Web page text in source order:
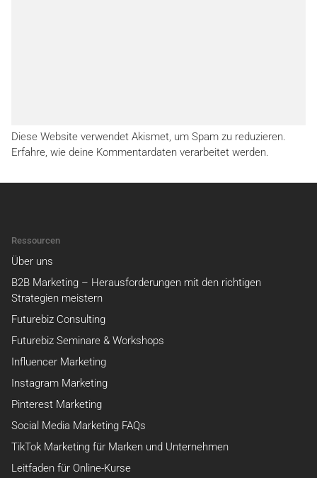
Diese Website verwendet Akismet, um Spam zu reduzieren.
Erfahre, wie deine Kommentardaten verarbeitet werden.
Ressourcen
Über uns
B2B Marketing – Herausforderungen mit den richtigen
Strategien meistern
Futurebiz Consulting
Futurebiz Seminare & Workshops
Influencer Marketing
Instagram Marketing
Pinterest Marketing
Social Media Marketing FAQs
TikTok Marketing für Marken und Unternehmen
Leitfaden für Online-Kurse